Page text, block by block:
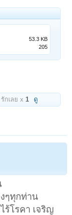
53.3 KB
205
รักเลย x1 ดู
ๆทุกท่าน
โรคา เจริญ